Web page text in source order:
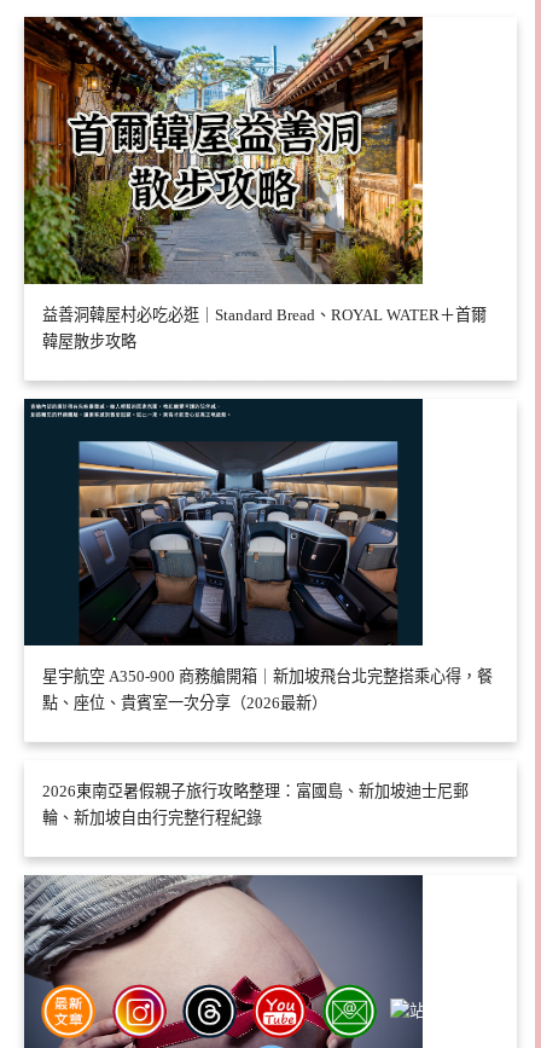
益善洞韓屋村必吃必逛｜Standard Bread、ROYAL WATER＋首爾
韓屋散步攻略
星宇航空 A350-900 商務艙開箱｜新加坡飛台北完整搭乘心得，餐
點、座位、貴賓室一次分享（2026最新）
2026東南亞暑假親子旅行攻略整理：富國島、新加坡迪士尼郵
輪、新加坡自由行完整行程紀錄